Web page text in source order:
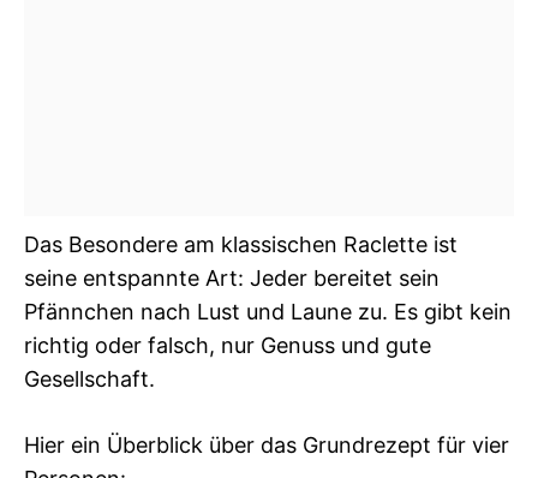
Das Besondere am klassischen Raclette ist
seine entspannte Art: Jeder bereitet sein
Pfännchen nach Lust und Laune zu. Es gibt kein
richtig oder falsch, nur Genuss und gute
Gesellschaft.
Hier ein Überblick über das Grundrezept für vier